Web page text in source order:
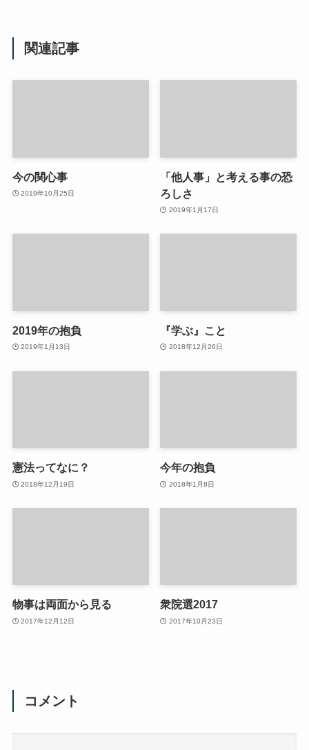
関連記事
今の関心事
2019年10月25日
「他人事」と考える事の恐
ろしさ
2019年1月17日
2019年の抱負
2019年1月13日
『学ぶ』こと
2018年12月26日
憲法ってなに？
2018年12月19日
今年の抱負
2018年1月8日
物事は両面から見る
2017年12月12日
衆院選2017
2017年10月23日
コメント